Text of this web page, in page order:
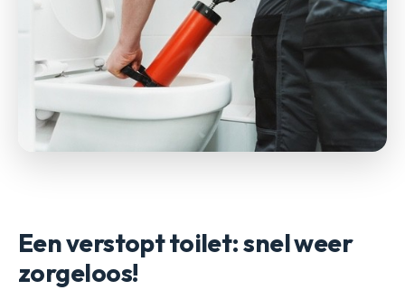
Een verstopt toilet: snel weer
zorgeloos!